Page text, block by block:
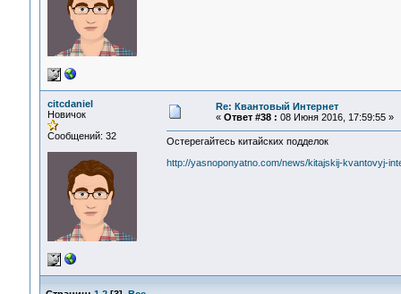
citcdaniel
Новичок
Сообщений: 32
Re: Квантовый Интернет
« Ответ #38 : 08 Июня 2016, 17:59:55 »
Остерегайтесь китайских подделок
http://yasnoponyatno.com/news/kitajskij-kvantovyj-